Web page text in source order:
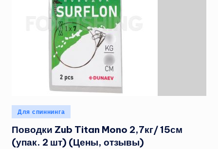
Опубликовано
в
Для спиннинга
Поводки Zub Titan Mono 2,7кг/ 15см
(упак. 2 шт) (Цены, отзывы)